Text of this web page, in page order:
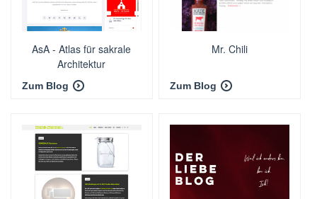
AsA - Atlas für sakrale
Architektur
Zum Blog
Mr. Chili
Zum Blog